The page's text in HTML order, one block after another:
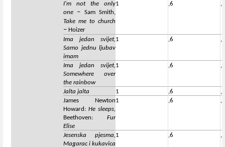
I'm not the only
one –
Sam Smith,
Take me to church
– Hoizer
1 ,6 ,6
Ima jedan svijet,
Samo jednu ljubav
imam
1 ,6 ,6
Ima jedan svijet,
Somewhere over
the rainbow
1 ,6 ,6
Jalta jalta 1 ,6
,6
James Newton
Howard: He sleeps,
Beethoven: Fur
Elise
1 ,6 ,6
Jesenska pjesma,
Magarac i kukavica
1 ,6 ,6